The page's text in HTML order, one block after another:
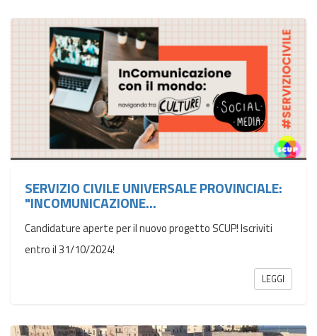
SERVIZIO CIVILE UNIVERSALE PROVINCIALE:
"INCOMUNICAZIONE...
Candidature aperte per il nuovo progetto SCUP! Iscriviti
entro il 31/10/2024!
LEGGI